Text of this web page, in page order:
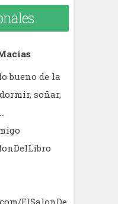
bueno de la
soñar,
ElSalonDe